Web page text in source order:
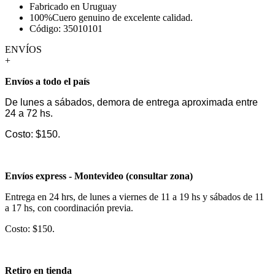
Fabricado en Uruguay
100%Cuero genuino de excelente calidad.
Código: 35010101
ENVÍOS
+
Envíos a todo el país
De lunes a sábados, demora de entrega aproximada entre
24 a 72 hs.
Costo: $150.
Envíos express - Montevideo (consultar zona)
Entrega en 24 hrs, de lunes a viernes de 11 a 19 hs y sábados de 11
a 17 hs, con coordinación previa.
Costo: $150.
Retiro en tienda